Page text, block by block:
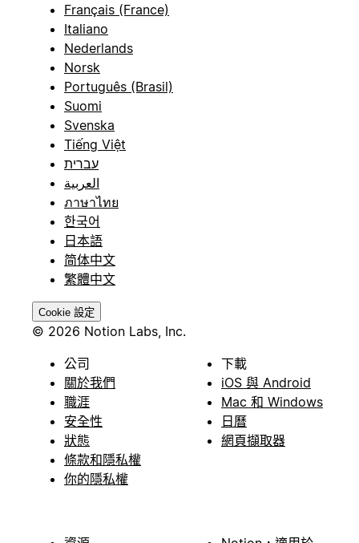
Français (France)
Italiano
Nederlands
Norsk
Português (Brasil)
Suomi
Svenska
Tiếng Việt
עברית
العربية
ภาษาไทย
한국어
日本語
简体中文
繁體中文
Cookie 設定
© 2026 Notion Labs, Inc.
公司
關於我們
職涯
安全性
狀態
條款和隱私權
你的隱私權
下載
iOS 與 Android
Mac 和 Windows
日曆
網頁擷取器